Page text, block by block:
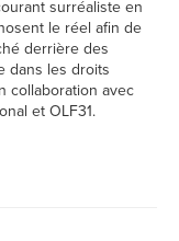
surréaliste en
le réel afin de
derrière des
dans les droits
collaboration avec
et OLF31.